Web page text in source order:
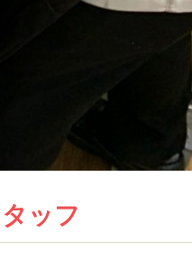
ッフ